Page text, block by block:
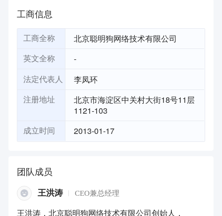
工商信息
工商全称 北京聪明狗网络技术有限公司
英文全称 -
法定代表人 李凤环
注册地址
北京市海淀区中关村大街18号11层
1121-103
成立时间 2013-01-17
团队成员
王洪涛 CEO兼总经理
王洪涛，北京聪明狗网络技术有限公司创始人，